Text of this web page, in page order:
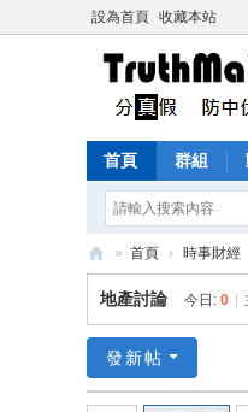
設為首頁 收藏本站
首頁 群組
Tr
ut
M
» 首頁 › 時事財經
地產討論 今日: 0
發新帖